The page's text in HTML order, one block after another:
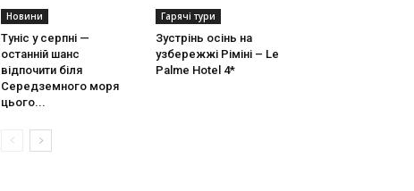
Новини
Туніс у серпні —
останній шанс
відпочити біля
Середземного моря
цього...
Гарячі тури
Зустрінь осінь на
узбережжі Ріміні – Le
Palme Hotel 4*